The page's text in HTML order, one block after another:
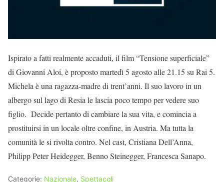
Ispirato a fatti realmente accaduti, il film “Tensione superficiale”
di Giovanni Aloi, è proposto martedì 5 agosto alle 21.15 su Rai 5.
Michela è una ragazza-madre di trent’anni. Il suo lavoro in un
albergo sul lago di Resia le lascia poco tempo per vedere suo
figlio. Decide pertanto di cambiare la sua vita, e comincia a
prostituirsi in un locale oltre confine, in Austria. Ma tutta la
comunità le si rivolta contro. Nel cast, Cristiana Dell’Anna,
Philipp Peter Heidegger, Benno Steinegger, Francesca Sanapo.
Categorie: Nazionale, Spettacoli